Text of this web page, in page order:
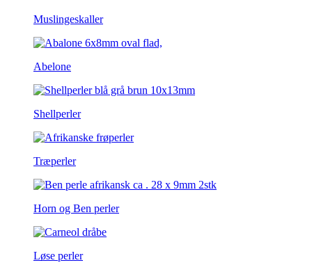
Muslingeskaller
Abelone
Shellperler
Træperler
Horn og Ben perler
Løse perler